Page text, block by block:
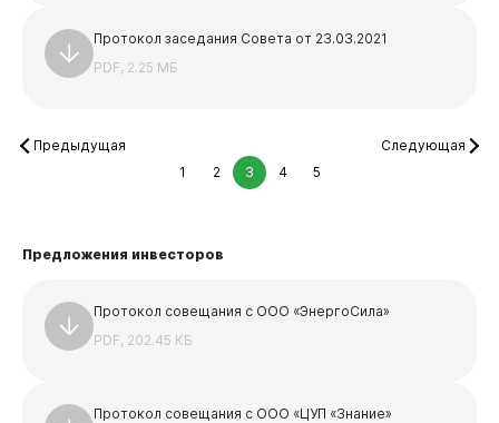
Протокол заседания Совета от 23.03.2021
PDF, 2.25 МБ
Предыдущая
1
2 3 4 5
Следующая
Предложения инвесторов
Протокол совещания с ООО «ЭнергоСила»
PDF, 202.45 КБ
Протокол совещания с ООО «ЦУП «Знание»